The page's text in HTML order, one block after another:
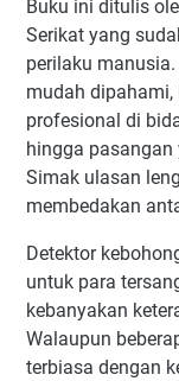
Buku ini ditulis
Serikat yang
perilaku
mudah
profesional di
hingga pasangan
Simak ulasan
membedakan
Detektor
untuk para
kebanyakan
Walaupun
terbiasa dengan